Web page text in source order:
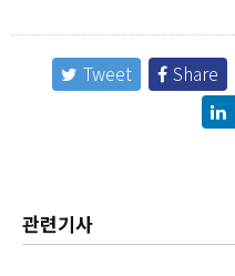
Tweet Share
관련기사